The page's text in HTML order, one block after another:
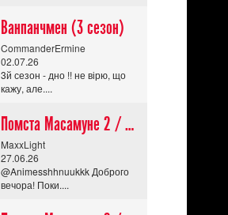
Ванпанчмен (3 сезон)
CommanderErmine
02.07.26
3й сезон - дно !! не вірю, що
кажу, але....
Помста Масамуне 2 / Masamune-kun no Revenge R
MaxxLight
27.06.26
@Animesshhnuukkk Доброго
вечора! Поки....